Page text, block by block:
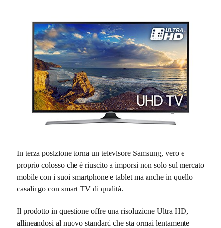
In terza posizione torna un televisore Samsung, vero e
proprio colosso che è riuscito a imporsi non solo sul mercato
mobile con i suoi smartphone e tablet ma anche in quello
casalingo con smart TV di qualità.
Il prodotto in questione offre una risoluzione Ultra HD,
allineandosi al nuovo standard che sta ormai lentamente